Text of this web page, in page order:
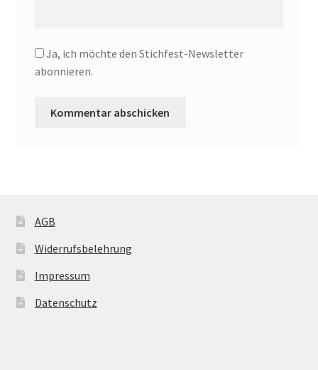
Ja, ich möchte den Stichfest-Newsletter
abonnieren.
AGB
Widerrufsbelehrung
Impressum
Datenschutz